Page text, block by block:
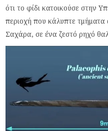
ότι το φίδι κατοικούσε στην
περιοχή που κάλυπτε
Σαχάρα, σε ένα ζεστό ρηχό